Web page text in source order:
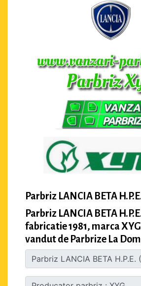
Parbriz LANCIA BETA
Parbriz LANCIA BETA
fabricatie 1981, marca
vandut de Parbrize La